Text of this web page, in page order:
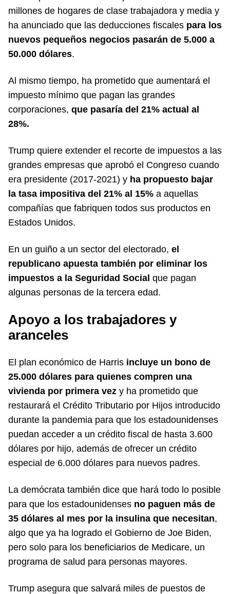
millones de hogares de clase trabajadora y media y
ha anunciado que las deducciones fiscales para los
nuevos pequeños negocios pasarán de 5.000 a
50.000 dólares.
Al mismo tiempo, ha prometido que aumentará el
impuesto mínimo que pagan las grandes
corporaciones, que pasaría del 21% actual al
28%.
Trump quiere extender el recorte de impuestos a las
grandes empresas que aprobó el Congreso cuando
era presidente (2017-2021) y ha propuesto bajar
la tasa impositiva del 21% al 15% a aquellas
compañías que fabriquen todos sus productos en
Estados Unidos.
En un guiño a un sector del electorado, el
republicano apuesta también por eliminar los
impuestos a la Seguridad Social que pagan
algunas personas de la tercera edad.
Apoyo a los trabajadores y
aranceles
El plan económico de Harris incluye un bono de
25.000 dólares para quienes compren una
vivienda por primera vez y ha prometido que
restaurará el Crédito Tributario por Hijos introducido
durante la pandemia para que los estadounidenses
puedan acceder a un crédito fiscal de hasta 3.600
dólares por hijo, además de ofrecer un crédito
especial de 6.000 dólares para nuevos padres.
La demócrata también dice que hará todo lo posible
para que los estadounidenses no paguen más de
35 dólares al mes por la insulina que necesitan,
algo que ya ha logrado el Gobierno de Joe Biden,
pero solo para los beneficiarios de Medicare, un
programa de salud para personas mayores.
Trump asegura que salvará miles de puestos de